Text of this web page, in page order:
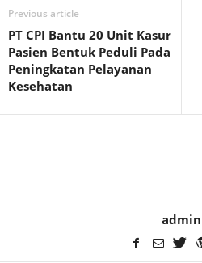
Previous article
PT CPI Bantu 20 Unit Kasur
Pasien Bentuk Peduli Pada
Peningkatan Pelayanan
Kesehatan
admin